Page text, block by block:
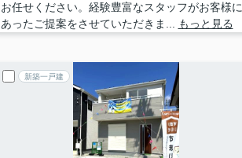
お任せください。経験豊富なスタッフがお客様に
あったご提案をさせていただきま...
もっと見る
新築一戸建